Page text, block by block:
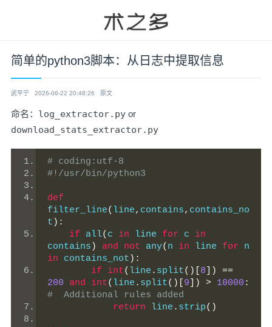
简单的python3脚本：从日志中提取信息
武平宁 2026-06-22 20:48:26 原文
命名： log_extractor.py or
download_stats_extractor.py
# coding:utf-8
#!/usr/bin/python3
def
filter_line( line, contains, contains_no
t ):
if all( c in line for c in
contains ) and not any( n in line for
in contains_not ):
if
int( line . split()[ 8 ])
==
200
and int( line . split()[ 9 ]) > 10000 :
#  Additional rules added
return line . strip()